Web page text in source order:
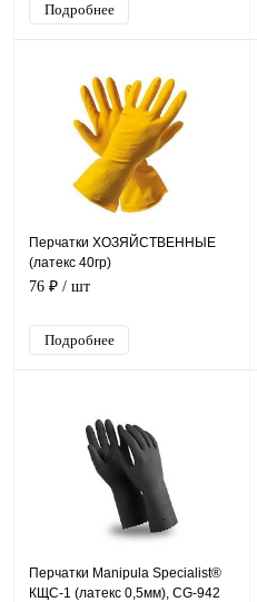
Подробнее
Перчатки ХОЗЯЙСТВЕННЫЕ
(латекс 40гр)
76 ₽ / шт
Подробнее
Перчатки Manipula Specialist®
КЩС-1 (латекс 0,5мм), CG-942